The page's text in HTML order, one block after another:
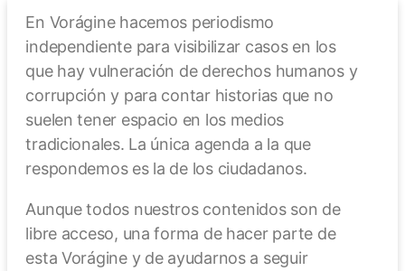
En Vorágine hacemos periodismo
independiente para visibilizar casos en los
que hay vulneración de derechos humanos y
corrupción y para contar historias que no
suelen tener espacio en los medios
tradicionales. La única agenda a la que
respondemos es la de los ciudadanos.
Aunque todos nuestros contenidos son de
libre acceso, una forma de hacer parte de
esta Vorágine y de ayudarnos a seguir